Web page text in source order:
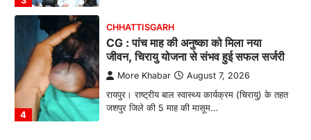
4
CHHATTISGARH
CG : पांच माह की अनुष्का को मिला नया
जीवन, चिरायु योजना से संभव हुई सफल सर्जरी
More Khabar August 7, 2026
रायपुर। राष्ट्रीय बाल स्वास्थ्य कार्यक्रम (चिरायु) के तहत
जशपुर जिले की 5 माह की मासूम…